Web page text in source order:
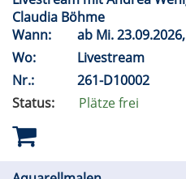
Claudia Böhme
Wann:
ab Mi.
Wo:
Livestream
Nr.:
261-D10002
Status:
Plätze frei